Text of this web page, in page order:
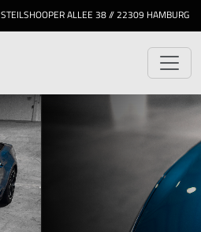
STEILSHOOPER ALLEE 38 // 22309 HAMBURG